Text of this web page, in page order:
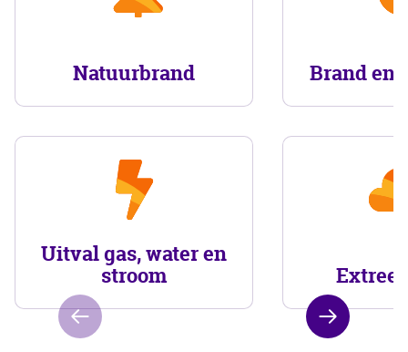
Natuurbrand
Uitval gas, water en
stroom
Brand en